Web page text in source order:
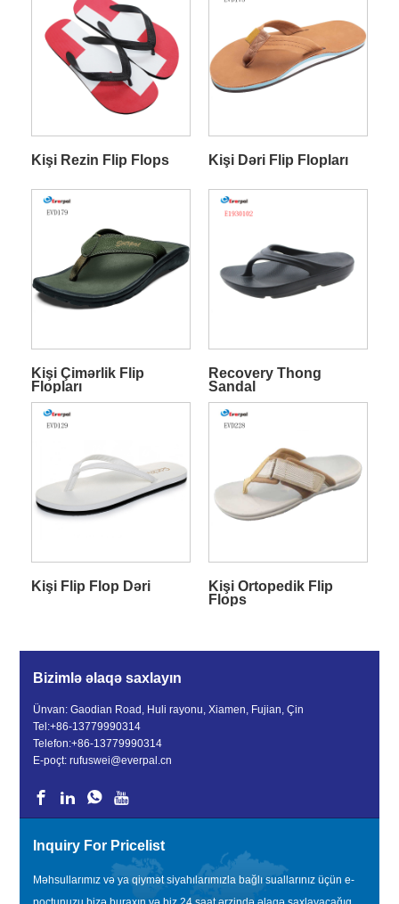
Kişi Rezin Flip Flops Kişi Dəri Flip Flopları
Kişi Çimərlik Flip
Flopları
Recovery Thong
Sandal
Kişi Flip Flop Dəri
Kişi Ortopedik Flip
Flops
Bizimlə əlaqə saxlayın
Ünvan: Gaodian Road, Huli rayonu, Xiamen, Fujian, Çin
Tel:+86-13779990314
Telefon:+86-13779990314
E-poçt:rufuswei@everpal.cn
Inquiry For Pricelist
Məhsullarımız və ya qiymət siyahılarımızla bağlı suallarınız üçün e-